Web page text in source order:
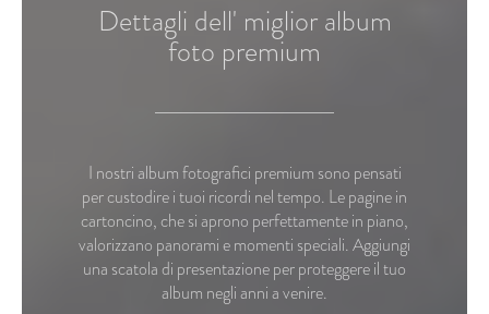
Dettagli dell' miglior album
foto premium
I nostri album fotografici premium sono pensati
per custodire i tuoi ricordi nel tempo. Le pagine in
cartoncino, che si aprono perfettamente in piano,
valorizzano panorami e momenti speciali. Aggiungi
una scatola di presentazione per proteggere il tuo
album negli anni a venire.